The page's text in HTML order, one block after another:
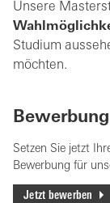
Unsere
Studium
möchten.
Setzen Sie jetzt
Bewerbung für
Jetzt bewerben